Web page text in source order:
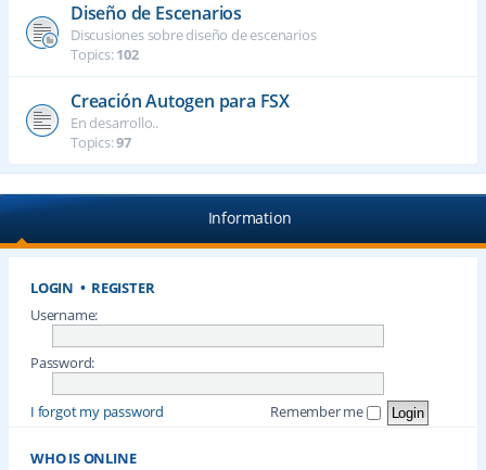
Diseño de Escenarios
Discusiones sobre diseño de escenarios
Topics:102
Creación Autogen para FSX
En desarrollo..
Topics:97
Information
LOGIN • REGISTER
Username:
Password:
I forgot my password Remember me
WHO IS ONLINE